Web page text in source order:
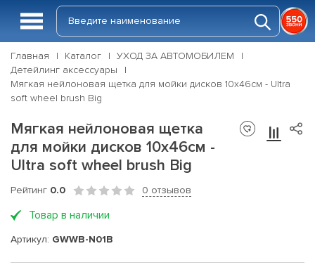
Главная Каталог
УХОД ЗА АВТОМОБИЛЕМ
Детейлинг аксессуары
Мягкая нейлоновая щетка для мойки дисков 10х46см - Ultra
soft wheel brush Big
Мягкая нейлоновая щетка
для мойки дисков 10х46см -
Ultra soft wheel brush Big
Рейтинг 0.0 0 отзывов
Товар в наличии
Артикул: GWWB-N01B